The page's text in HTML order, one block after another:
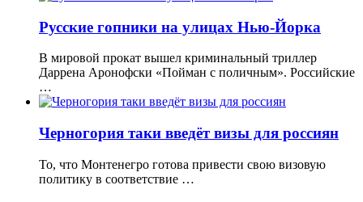
Русские гопники на улицах Нью-Йорка
В мировой прокат вышел криминальный триллер
Даррена Аронофски «Пойман с поличным». Российские
…
Черногория таки введёт визы для россиян
То, что Монтенегро готова привести свою визовую
политику в соответствие …